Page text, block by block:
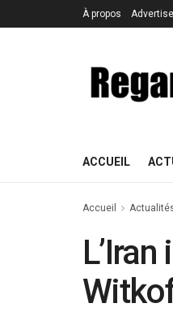
À propos Advertise
ACCUEIL
Accueil